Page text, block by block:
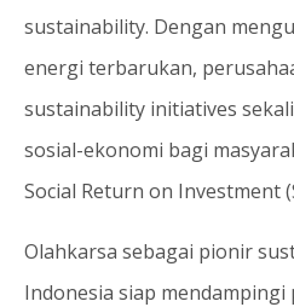
sustainability. Dengan
energi terbarukan,
sustainability initiatives
sosial-ekonomi bagi
Social Return on Investment
Olahkarsa sebagai pionir
Indonesia siap mendampingi